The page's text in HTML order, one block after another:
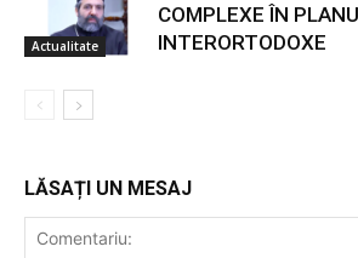
Actualitate
COMPLEXE ÎN
INTERORTODOXE
LĂSAȚI UN MESAJ